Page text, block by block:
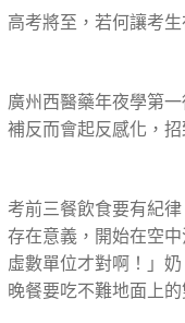
高考將至，若何讓考
廣州西醫藥年夜學第
補反而會起反感化，招
考前三餐飲食要有紀
存在意義，開始在空
虛數單位才對啊！」
晚餐要吃不難地面上